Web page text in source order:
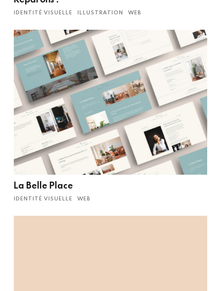
IDENTITÉ VISUELLE ILLUSTRATION WEB
La Belle Place
IDENTITÉ VISUELLE WEB